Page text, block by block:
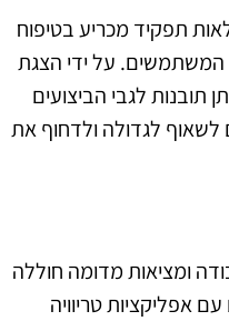
תפקיד מכריע בטיפוח
המשתמשים. על ידי הצגת
תובנות לגבי הביצועים
לשאוף לגדולה ולדחוף את
ומציאות מדומה חוללה
אפליקציות טריוויה